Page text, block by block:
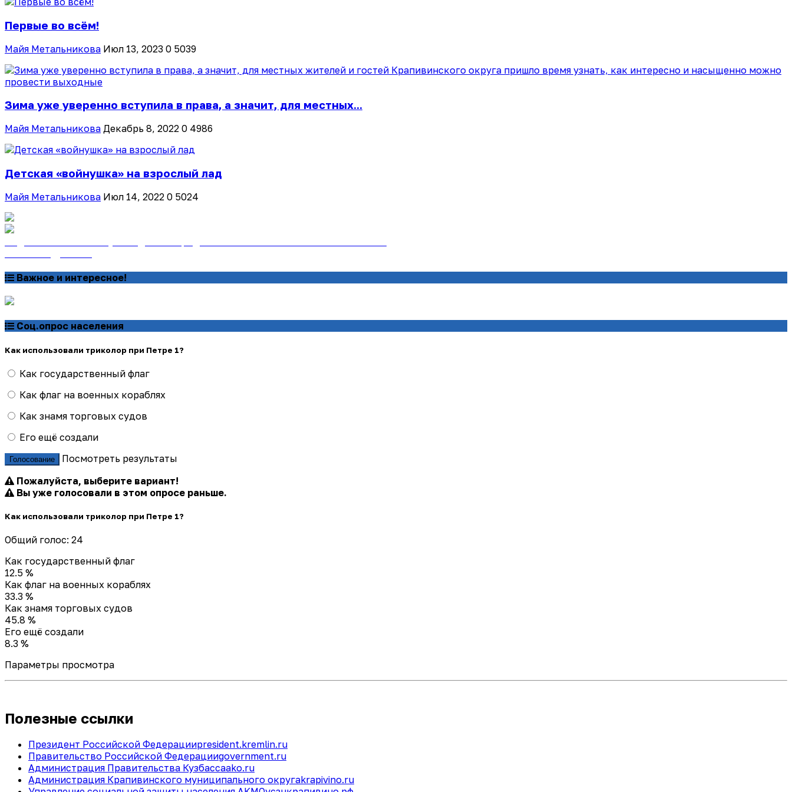
Первые во всём!
Майя Метальникова Июл 13, 2023 0 5039
Зима уже уверенно вступила в права, а значит, для местных...
Майя Метальникова Декабрь 8, 2022 0 4986
Детская «войнушка» на взрослый лад
Майя Метальникова Июл 14, 2022 0 5024
Важное и интересное!
Соц.опрос населения
Как использовали триколор при Петре 1?
Как государственный флаг
Как флаг на военных кораблях
Как знамя торговых судов
Его ещё создали
Голосование
Посмотреть результаты
Пожалуйста, выберите вариант!
Вы уже голосовали в этом опросе раньше.
Как использовали триколор при Петре 1?
Общий голос: 24
Как государственный флаг
12.5 %
Как флаг на военных кораблях
33.3 %
Как знамя торговых судов
45.8 %
Его ещё создали
8.3 %
Параметры просмотра
Полезные ссылки
Президент Российской Федерацииpresident.kremlin.ru
Правительство Российской Федерацииgovernment.ru
Администрация Правительства Кузбассаako.ru
Администрация Крапивинского муниципального округаkrapivino.ru